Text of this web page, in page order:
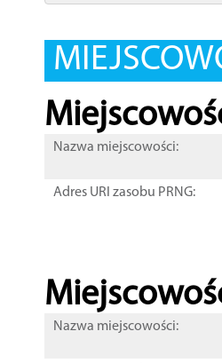
Nazwa miejscowości:
Adres URI zasobu PRNG:
Nazwa miejscowości: